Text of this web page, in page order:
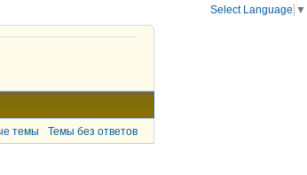
темы Темы без ответов
Select Language ▼